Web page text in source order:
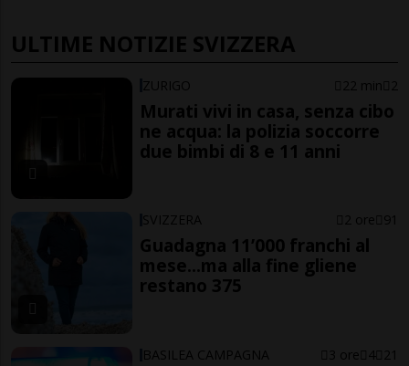
ULTIME NOTIZIE SVIZZERA
ZURIGO 22 min 2
Murati vivi in casa, senza cibo
ne acqua: la polizia soccorre
due bimbi di 8 e 11 anni
SVIZZERA 2 ore 91
Guadagna 11’000 franchi al
mese...ma alla fine gliene
restano 375
BASILEA CAMPAGNA 3 ore 4 21